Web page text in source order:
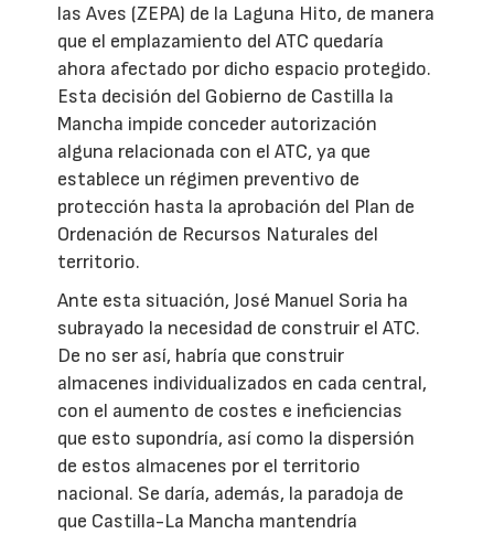
las Aves (ZEPA) de la Laguna Hito, de manera
que el emplazamiento del ATC quedaría
ahora afectado por dicho espacio protegido.
Esta decisión del Gobierno de Castilla la
Mancha impide conceder autorización
alguna relacionada con el ATC, ya que
establece un régimen preventivo de
protección hasta la aprobación del Plan de
Ordenación de Recursos Naturales del
territorio.
Ante esta situación, José Manuel Soria ha
subrayado la necesidad de construir el ATC.
De no ser así, habría que construir
almacenes individualizados en cada central,
con el aumento de costes e ineficiencias
que esto supondría, así como la dispersión
de estos almacenes por el territorio
nacional. Se daría, además, la paradoja de
que Castilla-La Mancha mantendría